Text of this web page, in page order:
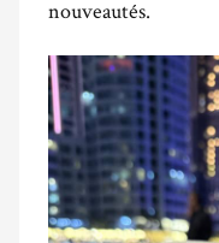
nouveautés.